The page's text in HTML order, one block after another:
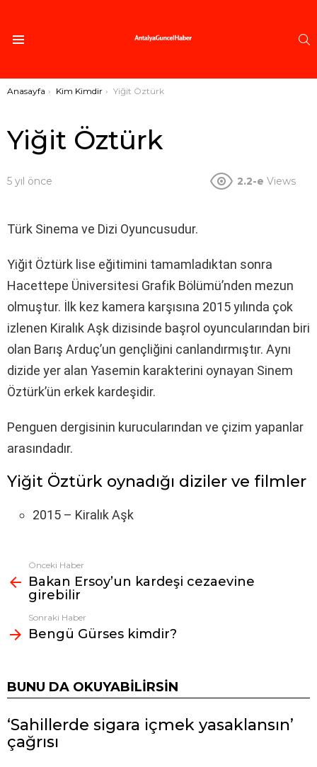
Buradasınız:
Anasayfa Kim Kimdir Yiğit Öztürk
Yiğit Öztürk
5 yıl önce 2.2-e Views
Türk Sinema ve Dizi Oyuncusudur.
Yiğit Öztürk lise eğitimini tamamladıktan sonra
Hacettepe Üniversitesi Grafik Bölümü’nden mezun
olmuştur. İlk kez kamera karşısına 2015 yılında çok
izlenen Kiralık Aşk dizisinde başrol oyuncularından biri
olan Barış Arduç’un gençliğini canlandırmıştır. Aynı
dizide yer alan Yasemin karakterini oynayan Sinem
Öztürk’ün erkek kardeşidir.
Penguen dergisinin kurucularından ve çizim yapanlar
arasındadır.
Yiğit Öztürk oynadığı diziler ve filmler
2015 – Kiralık Aşk
Fazlasına
bak
Önceki Haber
Bakan Ersoy’un kardeşi cezaevine
girebilir
Sonraki Haber
Bengü Gürses kimdir?
BUNU DA OKUYABILIRSIN
‘Sahillerde sigara içmek yasaklansın’
çağrısı